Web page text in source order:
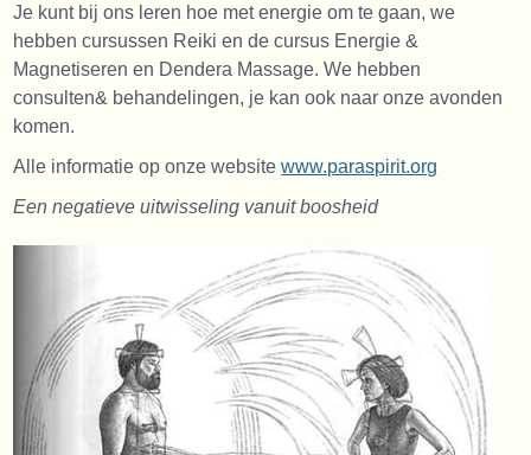
Je kunt bij ons leren hoe met energie om te gaan, we
hebben cursussen Reiki en de cursus Energie &
Magnetiseren en Dendera Massage. We hebben
consulten& behandelingen, je kan ook naar onze avonden
komen.
Alle informatie op onze websitewww.paraspirit.org
Een negatieve uitwisseling vanuit boosheid